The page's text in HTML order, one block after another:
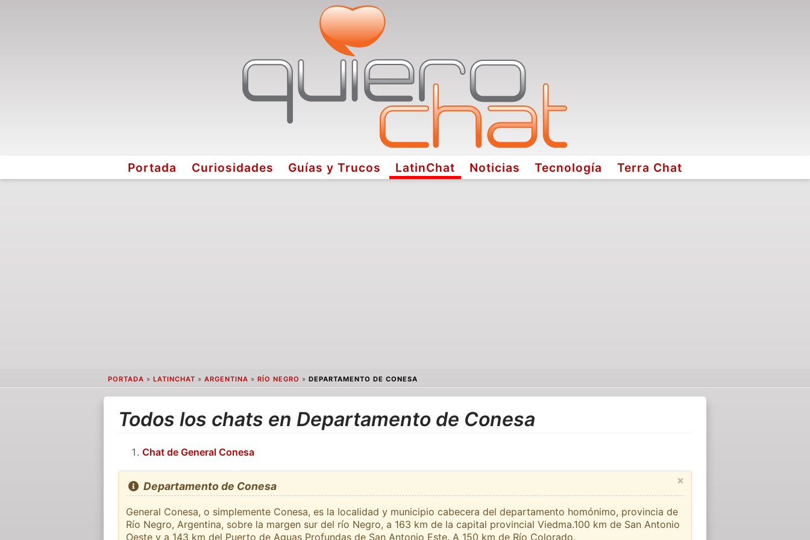
Portada Curiosidades Guías y Trucos LatinChat Noticias Tecnología Terra Chat
PORTADA » LATINCHAT » ARGENTINA » RÍO NEGRO » DEPARTAMENTO DE CONESA
Todos los chats en Departamento de Conesa
Chat de General Conesa
×
Departamento de Conesa
General Conesa, o simplemente Conesa, es la localidad y municipio cabecera del departamento homónimo, provincia de
Río Negro,​ Argentina, sobre la margen sur del río Negro, a 163 km de la capital provincial Viedma.100 km de San Antonio
Oeste y a 143 km del Puerto de Aguas Profundas de San Antonio Este. A 150 km de Río Colorado.